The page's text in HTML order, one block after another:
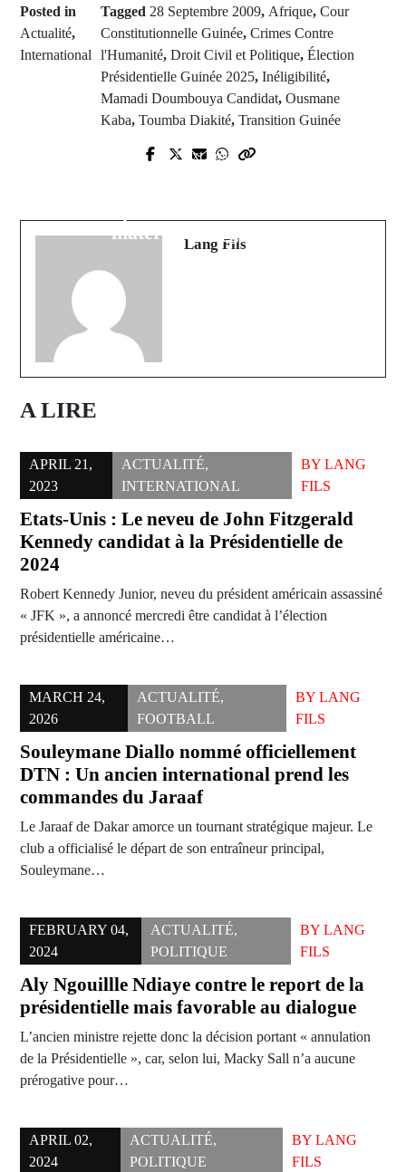
Posted in
Actualité,
International
Tagged 28 Septembre 2009, Afrique, Cour
Constitutionnelle Guinée, Crimes Contre
l'Humanité, Droit Civil et Politique, Élection
Présidentielle Guinée 2025, Inéligibilité,
Mamadi Doumbouya Candidat, Ousmane
Kaba, Toumba Diakité, Transition Guinée
Édouard Mendy sacré « Meilleur
révélé
Next Post
matériel pédagogique
Lang Fils
A LIRE
APRIL 21,
2023
ACTUALITÉ,
INTERNATIONAL
BY LANG
FILS
Etats-Unis : Le neveu de John Fitzgerald
Kennedy candidat à la Présidentielle de
2024
Robert Kennedy Junior, neveu du président américain assassiné
« JFK », a annoncé mercredi être candidat à l’élection
présidentielle américaine…
MARCH 24,
2026
ACTUALITÉ,
FOOTBALL
BY LANG
FILS
Souleymane Diallo nommé officiellement
DTN : Un ancien international prend les
commandes du Jaraaf
Le Jaraaf de Dakar amorce un tournant stratégique majeur. Le
club a officialisé le départ de son entraîneur principal,
Souleymane…
FEBRUARY 04,
2024
ACTUALITÉ,
POLITIQUE
BY LANG
FILS
Aly Ngouillle Ndiaye contre le report de la
présidentielle mais favorable au dialogue
L’ancien ministre rejette donc la décision portant « annulation
de la Présidentielle », car, selon lui, Macky Sall n’a aucune
prérogative pour…
APRIL 02,
2024
ACTUALITÉ,
POLITIQUE
BYLANG
FILS